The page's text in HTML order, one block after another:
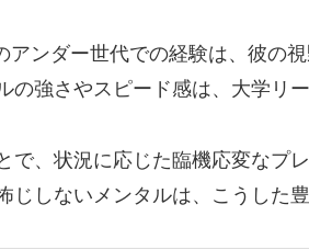
ンダー世代での経験は、彼の視
の強さやスピード感は、大学リ
で、状況に応じた臨機応変なプ
じしないメンタルは、こうした